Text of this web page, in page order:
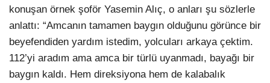
konuşan örnek şoför Yasemin Alıç, o anları şu sözlerle
anlattı: “Amcanın tamamen baygın olduğunu görünce bir
beyefendiden yardım istedim, yolcuları arkaya çektim.
112’yi aradım ama amca bir türlü uyanmadı, bayağı bir
baygın kaldı. Hem direksiyona hem de kalabalık